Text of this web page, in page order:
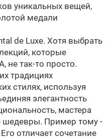
уникальных вещей,
медали
de Luxe. Хотя выбрать
которые
, не так-то просто.
традициях
стилях, используя
элегантность
мастера
шедевры. Пример тому -
отличает сочетание